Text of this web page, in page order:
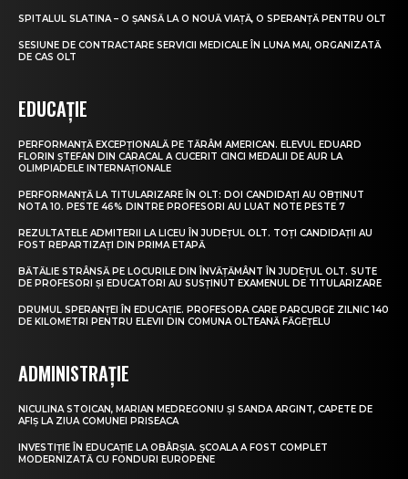
SPITALUL SLATINA – O ȘANSĂ LA O NOUĂ VIAȚĂ, O SPERANȚĂ PENTRU OLT
SESIUNE DE CONTRACTARE SERVICII MEDICALE ÎN LUNA MAI, ORGANIZATĂ
DE CAS OLT
EDUCAȚIE
PERFORMANȚĂ EXCEPȚIONALĂ PE TĂRÂM AMERICAN. ELEVUL EDUARD
FLORIN ȘTEFAN DIN CARACAL A CUCERIT CINCI MEDALII DE AUR LA
OLIMPIADELE INTERNAȚIONALE
PERFORMANȚĂ LA TITULARIZARE ÎN OLT: DOI CANDIDAȚI AU OBȚINUT
NOTA 10. PESTE 46% DINTRE PROFESORI AU LUAT NOTE PESTE 7
REZULTATELE ADMITERII LA LICEU ÎN JUDEȚUL OLT. TOȚI CANDIDAȚII AU
FOST REPARTIZAȚI DIN PRIMA ETAPĂ
BĂTĂLIE STRÂNSĂ PE LOCURILE DIN ÎNVĂȚĂMÂNT ÎN JUDEȚUL OLT. SUTE
DE PROFESORI ȘI EDUCATORI AU SUSȚINUT EXAMENUL DE TITULARIZARE
DRUMUL SPERANȚEI ÎN EDUCAȚIE. PROFESORA CARE PARCURGE ZILNIC 140
DE KILOMETRI PENTRU ELEVII DIN COMUNA OLTEANĂ FĂGEȚELU
ADMINISTRAȚIE
NICULINA STOICAN, MARIAN MEDREGONIU ȘI SANDA ARGINT, CAPETE DE
AFIȘ LA ZIUA COMUNEI PRISEACA
INVESTIȚIE ÎN EDUCAȚIE LA OBÂRȘIA. ȘCOALA A FOST COMPLET
MODERNIZATĂ CU FONDURI EUROPENE